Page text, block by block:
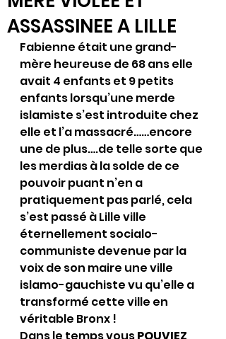
ASSASSINEE A LILLE
Fabienne était une grand-
mère heureuse de 68 ans elle
avait 4 enfants et 9 petits
enfants lorsqu’une merde
islamiste s’est introduite chez
elle et l’a massacré……encore
une de plus….de telle sorte que
les merdias à la solde de ce
pouvoir puant n’en a
pratiquement pas parlé, cela
s’est passé à Lille ville
éternellement socialo-
communiste devenue par la
voix de son maire une ville
islamo-gauchiste vu qu’elle a
transformé cette ville en
véritable Bronx !